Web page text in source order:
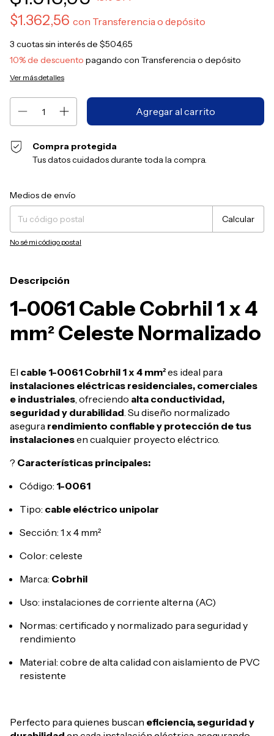
$1.362,56 con Transferencia o depósito
3 cuotas sin interés de $504,65
10% de descuento pagando con Transferencia o depósito
Ver más detalles
Compra protegida
Tus datos cuidados durante toda la compra.
Entregas para el CP:
Medios de envío
Calcular
No sé mi código postal
Descripción
1-0061 Cable Cobrhil 1 x 4
mm² Celeste Normalizado
El cable 1-0061 Cobrhil 1 x 4 mm²es ideal para
instalaciones eléctricas residenciales, comerciales
e industriales, ofreciendo alta conductividad,
seguridad y durabilidad. Su diseño normalizado
asegura rendimiento confiable y protección de tus
instalacionesen cualquier proyecto eléctrico.
? Características principales:
Código: 1-0061
Tipo: cable eléctrico unipolar
Sección: 1 x 4 mm²
Color: celeste
Marca: Cobrhil
Uso: instalaciones de corriente alterna (AC)
Normas: certificado y normalizado para seguridad y
rendimiento
Material: cobre de alta calidad con aislamiento de PVC
resistente
Perfecto para quienes buscan eficiencia, seguridad y